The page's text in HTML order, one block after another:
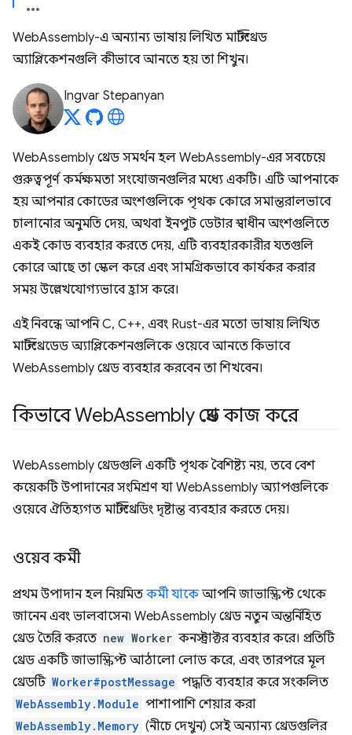
WebAssembly-এ অন্যান্য ভাষায় লিখিত মাল্টিথ্রেড
অ্যাপ্লিকেশনগুলি কীভাবে আনতে হয় তা শিখুন।
Ingvar Stepanyan
WebAssembly থ্রেড সমর্থন হল WebAssembly-এর সবচেয়ে
গুরুত্বপূর্ণ কর্মক্ষমতা সংযোজনগুলির মধ্যে একটি। এটি আপনাকে
হয় আপনার কোডের অংশগুলিকে পৃথক কোরে সমান্তরালভাবে
চালানোর অনুমতি দেয়, অথবা ইনপুট ডেটার স্বাধীন অংশগুলিতে
একই কোড ব্যবহার করতে দেয়, এটি ব্যবহারকারীর যতগুলি
কোরে আছে তা স্কেল করে এবং সামগ্রিকভাবে কার্যকর করার
সময় উল্লেখযোগ্যভাবে হ্রাস করে।
এই নিবন্ধে আপনি C, C++, এবং Rust-এর মতো ভাষায় লিখিত
মাল্টিথ্রেডেড অ্যাপ্লিকেশনগুলিকে ওয়েবে আনতে কিভাবে
WebAssembly থ্রেড ব্যবহার করবেন তা শিখবেন।
কিভাবে WebAssembly থ্রেড কাজ করে
WebAssembly থ্রেডগুলি একটি পৃথক বৈশিষ্ট্য নয়, তবে বেশ
কয়েকটি উপাদানের সংমিশ্রণ যা WebAssembly অ্যাপগুলিকে
ওয়েবে ঐতিহ্যগত মাল্টিথ্রেডিং দৃষ্টান্ত ব্যবহার করতে দেয়।
ওয়েব কর্মী
প্রথম উপাদান হল নিয়মিত কর্মী যাকেআপনি জাভাস্ক্রিপ্ট থেকে
জানেন এবং ভালবাসেন৷ WebAssembly থ্রেড নতুন অন্তর্নিহিত
থ্রেড তৈরি করতে new Worker কনস্ট্রাক্টর ব্যবহার করে। প্রতিটি
থ্রেড একটি জাভাস্ক্রিপ্ট আঠালো লোড করে, এবং তারপরে মূল
থ্রেডটি Worker#postMessage পদ্ধতি ব্যবহার করে সংকলিত
WebAssembly.Module পাশাপাশি শেয়ার করা
WebAssembly.Memory (নীচে দেখুন) সেই অন্যান্য থ্রেডগুলির